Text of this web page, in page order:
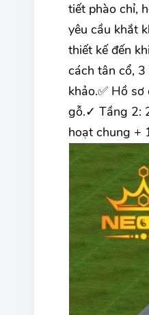
tiết phào chỉ,
yêu cầu khắt
thiết kế đến
cách tân cổ,
khảo.✅ Hồ
gỗ.✓ Tầng 2:
hoạt chung +